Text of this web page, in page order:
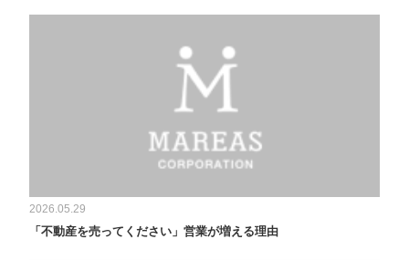
2026.05.29
「不動産を売ってください」営業が増える理由